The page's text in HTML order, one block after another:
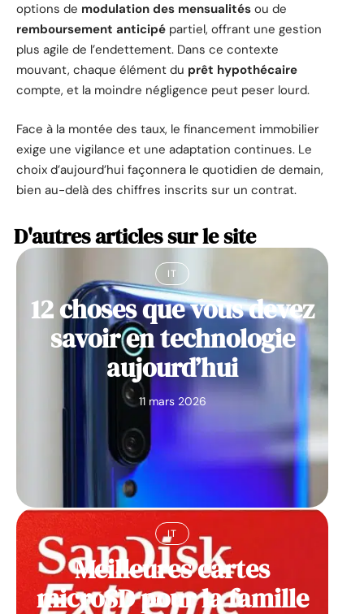
options de modulation des mensualités ou de
remboursement anticipé partiel, offrant une gestion
plus agile de l’endettement. Dans ce contexte
mouvant, chaque élément du prêt hypothécaire
compte, et la moindre négligence peut peser lourd.
Face à la montée des taux, le financement immobilier
exige une vigilance et une adaptation continues. Le
choix d’aujourd’hui façonnera le quotidien de demain,
bien au-delà des chiffres inscrits sur un contrat.
D'autres articles sur le site
IT
12 choses que vous devez
savoir en technologie
aujourd’hui
11 mars 2026
IT
Meilleures cartes
microSD pour la famille